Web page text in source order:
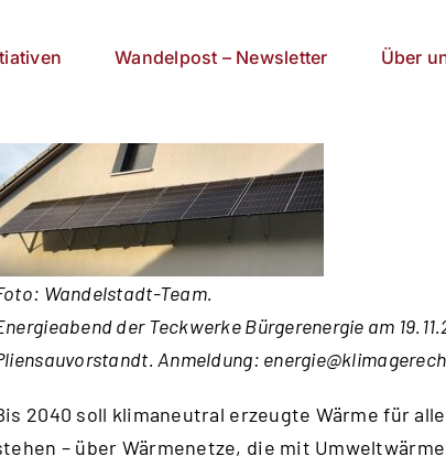
Wandelpost – Newsletter Über
Wandelstadt-Team.
der Teckwerke Bürgerenergie am
Anmeldung:
2040 soll klimaneutral erzeugte Wärme für
– über Wärmenetze, die mit